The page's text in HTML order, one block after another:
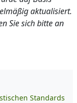
aktualisiert.
Sie sich bitte an
Standards